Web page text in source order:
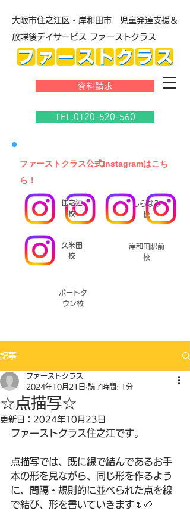
大阪市住之江区・岸和田市 児童発達支援＆
放課後デイサービス ファーストクラス
資料請求
TEL.0120-520-560
​ファーストクラス公式Instagramはこち
ら！
しらなみ
校
久米田
校
岸和田駅前
校
ポートタ
ウン校
住之江
校
記事
☆点描写☆
ファーストクラス
2024年10月21日 読了時間: 1分
更新日： 2024年10月23日
ファーストクラス住之江です。
点描写では、既に線で結んであるお手
本の形を見ながら、同じ形を作るよう
に、間隔・規則的に並べられた点を線
で結び、形を書いていきます🌷🌱